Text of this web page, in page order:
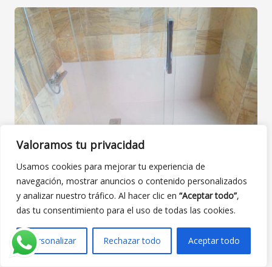
Valoramos tu privacidad
Usamos cookies para mejorar tu experiencia de
navegación, mostrar anuncios o contenido personalizados
y analizar nuestro tráfico. Al hacer clic en “Aceptar todo”,
das tu consentimiento para el uso de todas las cookies.
Personalizar Rechazar todo Aceptar todo
Pide tu presupuesto de cambio de bañera por plato de ducha
enEl Cañaveral
Si estás buscandocambiar bañera por
plato de ducha enEl Cañaveral, este es el
momento de dar el paso:
Cuéntanos cómo es tu baño actual y qué